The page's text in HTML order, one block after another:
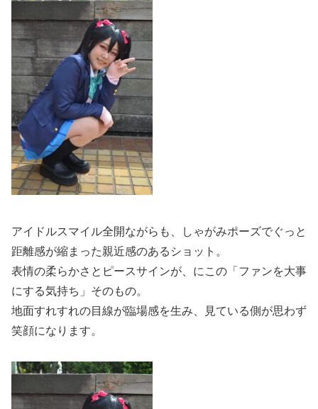
アイドルスマイル全開ながらも、しゃがみポーズでぐっと
距離感が縮まった親近感のあるショット。
表情の柔らかさとピースサインが、にこの「ファンを大事
にする気持ち」そのもの。
地面すれすれの目線が臨場感を生み、見ている側が思わず
笑顔になります。